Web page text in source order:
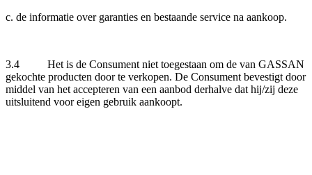
c. de informatie over garanties en bestaande service na aankoop.
3.4 Het is de Consument niet toegestaan om de van GASSAN
gekochte producten door te verkopen. De Consument bevestigt door
middel van het accepteren van een aanbod derhalve dat hij/zij deze
uitsluitend voor eigen gebruik aankoopt.